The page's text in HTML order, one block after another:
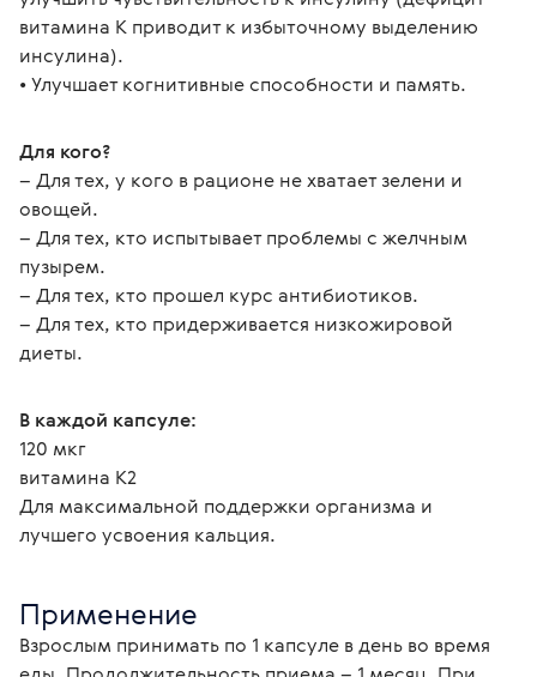
витамина К приводит к избыточному выделению
инсулина).
• Улучшает когнитивные способности и память.
Для кого?
– Для тех, у кого в рационе не хватает зелени и
овощей.
– Для тех, кто испытывает проблемы с желчным
пузырем.
– Для тех, кто прошел курс антибиотиков.
– Для тех, кто придерживается низкожировой
диеты.
В каждой капсуле:
120 мкг
витамина K2
Для максимальной поддержки организма и
лучшего усвоения кальция.
Применение
Взрослым принимать по 1 капсуле в день во время